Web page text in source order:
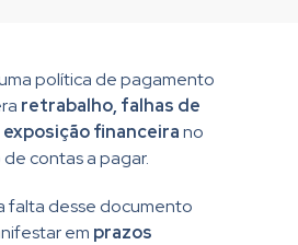
política de pagamento
retrabalho, falhas de
financeirano
contas a pagar.
falta desse documento
em prazos